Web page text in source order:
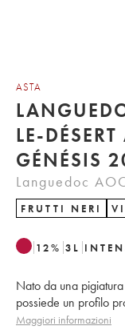
ASTA
LE-
GÉNÉSIS
Languedoc
FRUTTI NERI
12% 3 L
Nato da una
possiede un profilo
Maggiori informazioni